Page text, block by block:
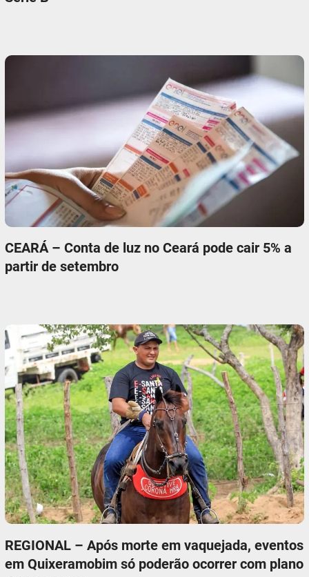
CEARÁ – Conta de luz no Ceará pode cair 5% a
partir de setembro
REGIONAL – Após morte em vaquejada, eventos
em Quixeramobim só poderão ocorrer com plano